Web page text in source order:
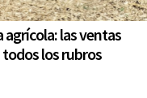
agrícola: las ventas
los rubros